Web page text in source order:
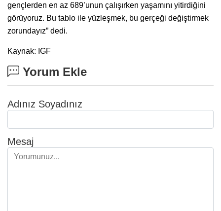
gençlerden en az 689’unun çalışırken yaşamını yitirdiğini
görüyoruz. Bu tablo ile yüzleşmek, bu gerçeği değiştirmek
zorundayız” dedi.
Kaynak: IGF
Yorum Ekle
Adınız Soyadınız
Mesaj